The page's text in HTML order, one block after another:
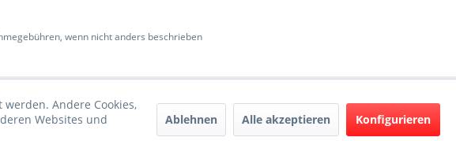
wenn nicht anders beschrieben
Andere Cookies,
Websites und
Ablehnen Alle akzeptieren Konfigurieren